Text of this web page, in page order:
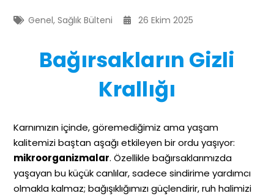
Genel,Sağlık Bülteni 26 Ekim 2025
Bağırsakların Gizli
Krallığı
Karnımızın içinde, göremediğimiz ama yaşam
kalitemizi baştan aşağı etkileyen bir ordu yaşıyor:
mikroorganizmalar. Özellikle bağırsaklarımızda
yaşayan bu küçük canlılar, sadece sindirime yardımcı
olmakla kalmaz; bağışıklığımızı güçlendirir, ruh halimizi